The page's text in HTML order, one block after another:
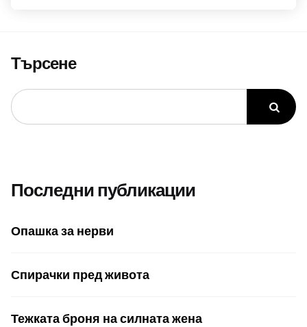
Търсене
Последни публикации
Опашка за нерви
Спирачки пред живота
Тежката броня на силната жена